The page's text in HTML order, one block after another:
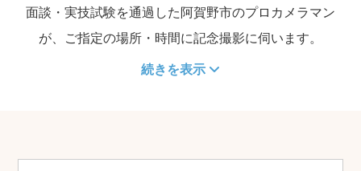
面談・実技試験を通過した阿賀野市のプロカメラマン
が、ご指定の場所・時間に記念撮影に伺います。
続きを表示